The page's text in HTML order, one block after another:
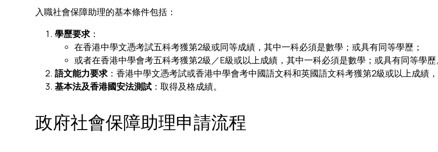
入職社會保障助理的基本條件包括：
學歷要求：
在香港中學文憑考試五科考獲第2級或同等成績，其中一科必須是數學；或具有同等學歷；
或者在香港中學會考五科考獲第2級／E級或以上成績，其中一科必須是數學；或具有同等學歷
語文能力要求：香港中學文憑考試或香港中學會考中國語文科和英國語文科考獲第2級或以上成績，
基本法及香港國安法測試 ：取得及格成績。
政府社會保障助理申請流程